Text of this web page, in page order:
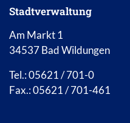
Stadtverwaltung
Am Markt 1
34537 Bad Wildungen
Tel.: 05621 / 701-0
Fax.: 05621 / 701-461